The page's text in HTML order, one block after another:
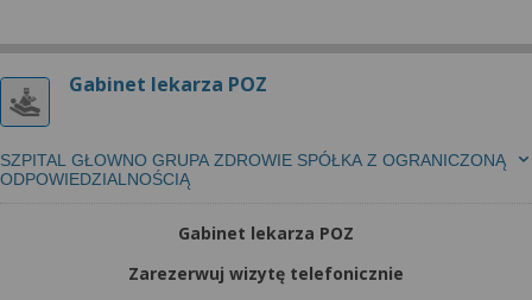
Gabinet lekarza POZ
SZPITAL GŁOWNO GRUPA ZDROWIE SPÓŁKA Z OGRANICZONĄ
ODPOWIEDZIALNOŚCIĄ
Gabinet lekarza POZ
Zarezerwuj wizytę telefonicznie
danych tylko w niektórych celach. Jeżeli chcesz
dowiedzieć się więcej lub chcesz przeprowadzić
konfigurację szczegółową, to możesz tego dokonać
Więcej informacji na temat wykorzystywania
narzędzi zewnętrznych w naszym serwisie
znajdziesz w Regulaminie Serwisu.